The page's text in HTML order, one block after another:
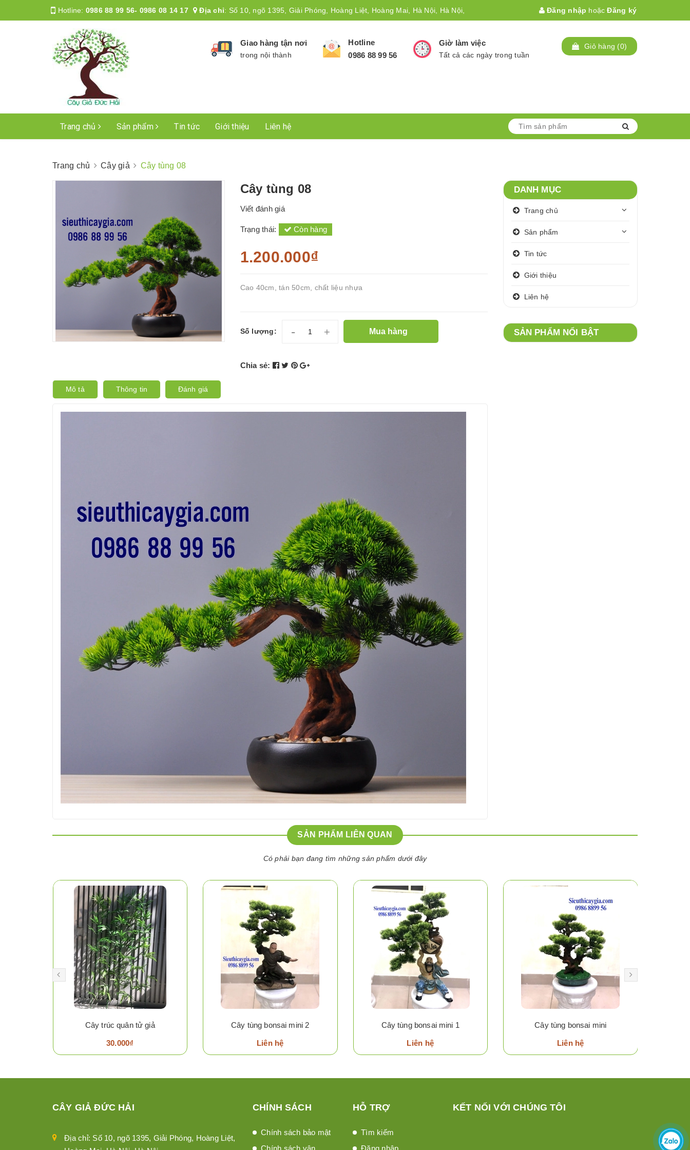
Hotline: 0986 88 99 56- 0986 08 14 17 Địa chỉ: Số 10, ngõ 1395, Giải Phóng, Hoàng Liệt, Hoàng Mai, Hà Nội, Hà Nội, Đăng nhập hoặc Đăng ký
Giao hàng tận nơi
trong nội thành
Hotline
0986 88 99 56
Giờ làm việc
Tất cả các ngày trong tuần
Giỏ hàng (0)
Trang chủ Sản phẩm Tin tức Giới thiệu Liên hệ
Trang chủ Cây giả Cây tùng 08
Cây tùng 08
Viết đánh giá
Trạng thái: Còn hàng
1.200.000₫
Cao 40cm, tán 50cm, chất liệu nhựa
Số lượng: - + Mua hàng
Chia sẻ:
Mô tả Thông tin Đánh giá
DANH MỤC
Trang chủ
Sản phẩm
Tin tức
Giới thiệu
Liên hệ
SẢN PHẨM NỔI BẬT
SẢN PHẨM LIÊN QUAN
Có phải bạn đang tìm những sản phẩm dưới đây
Cây trúc quân tử giả
30.000₫
Cây tùng bonsai mini 2
Liên hệ
Cây tùng bonsai mini 1
Liên hệ
Cây tùng bonsai mini
Liên hệ
CÂY GIẢ ĐỨC HẢI
Địa chỉ: Số 10, ngõ 1395, Giải Phóng, Hoàng Liệt,
CHÍNH SÁCH
Chính sách bảo mật
Chính sách vận
HỖ TRỢ
Tìm kiếm
Đăng nhập
KẾT NỐI VỚI CHÚNG TÔI